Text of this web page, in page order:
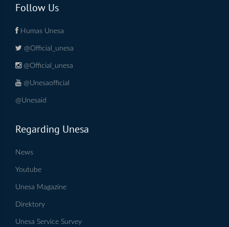
Follow Us
Humas Unesa
@Official_unesa
@Official_unesa
@Unesaofficial
@Unesaid
Regarding Unesa
News
Youtube
Unesa Magazine
Direktory
Unesa Service Survey